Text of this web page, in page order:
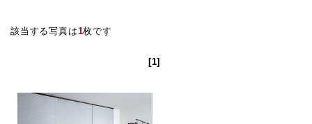
該当する写真は1枚です
[1]